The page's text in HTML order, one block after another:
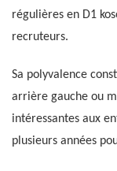
régulières en D1
recruteurs.
Sa polyvalence
arrière gauche ou
intéressantes aux
plusieurs années